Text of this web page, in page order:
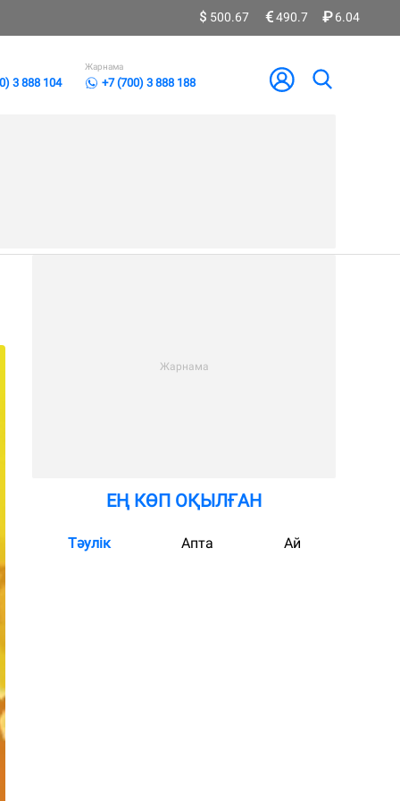
500.67 490.7 6.04
3 888 104
Жарнама
+7 (700) 3 888 188
ЕҢ КӨП ОҚЫЛҒАН
Тәулік Апта Ай